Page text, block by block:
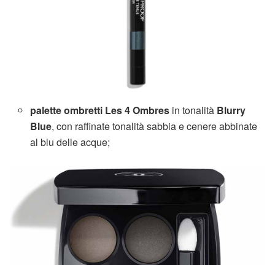
palette ombretti Les 4 Ombres in tonalità Blurry
Blue, con raffinate tonalità sabbia e cenere abbinate
al blu delle acque;